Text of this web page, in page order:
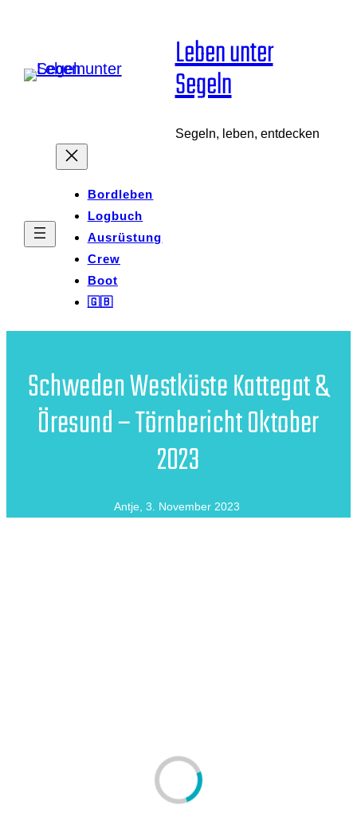
springen
Leben unter
Segeln
Segeln, leben, entdecken
Bordleben
Logbuch
Ausrüstung
Crew
Boot
🇬🇧
Schweden Westküste Kattegat &
Öresund – Törnbericht Oktober
2023
Antje 3. November 2023